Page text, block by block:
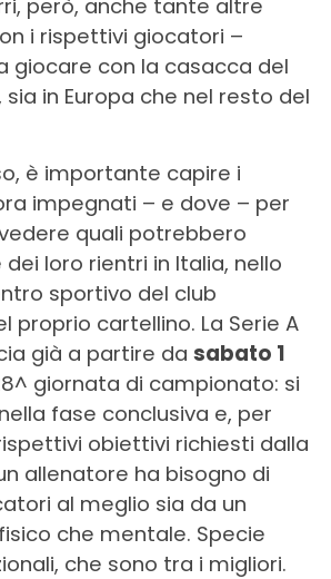
però, anche tante altre
i rispettivi giocatori –
giocare con la casacca del
in Europa che nel resto del
è importante capire i
impegnati – e dove – per
quali potrebbero
loro rientri in Italia, nello
sportivo del club
proprio cartellino. La Serie A
già a partire da sabato 1
giornata di campionato: si
fase conclusiva e, per
obiettivi richiesti dalla
allenatore ha bisogno di
al meglio sia da un
che mentale. Specie
che sono tra i migliori.